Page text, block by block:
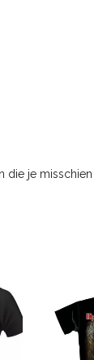
die je